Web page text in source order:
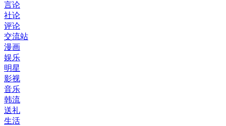
言论
社论
评论
交流站
漫画
娱乐
明星
影视
音乐
韩流
送礼
生活